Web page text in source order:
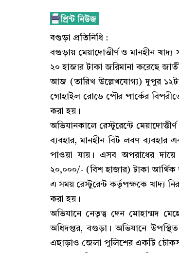
বগুড়া প্রতিনিধি :
বগুড়ায় মেয়াদোত্তীর্ণ ও মানহীন
২০ হাজার টাকা জরিমানা করেছে
আজ (তারিখ উল্লেখযোগ্য) দুপুর
গোহাইল রোডে পৌর পার্কের
করা হয়।
অভিযানকালে রেস্টুরেন্টে
ব্যবহার, মানহীন বিট লবণ ব্যবহার
পাওয়া যায়। এসব অপরাধের
২০,০০০/- (বিশ হাজার) টাকা
এ সময় রেস্টুরেন্ট কর্তৃপক্ষকে খাদ্য
করা হয়।
অভিযানে নেতৃত্ব দেন মোহাম্মদ
অধিদপ্তর, বগুড়া। অভিযানে
এছাড়াও জেলা পুলিশের একটি চৌকস